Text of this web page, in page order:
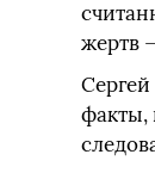
жертв
факты,